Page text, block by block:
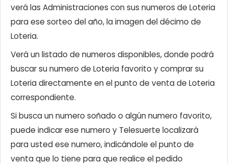
verá las Administraciones con sus numeros de Loteria
para ese sorteo del año, la imagen del décimo de
Loteria.
Verá un listado de numeros disponibles, donde podrá
buscar su numero de Loteria favorito y comprar su
Loteria directamente en el punto de venta de Loteria
correspondiente.
Si busca un numero soñado o algún numero favorito,
puede indicar ese numero y Telesuerte localizará
para usted ese numero, indicándole el punto de
venta que lo tiene para que realice el pedido